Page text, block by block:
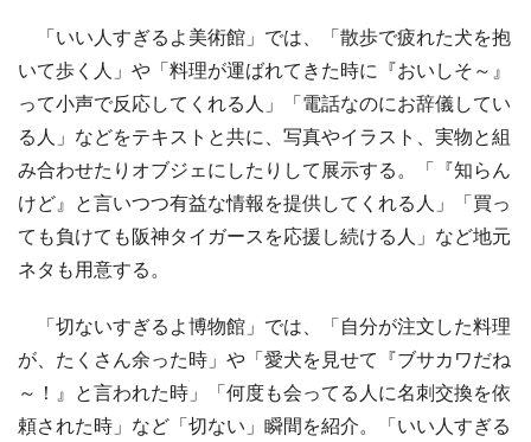
「いい人すぎるよ美術館」では、「散歩で疲れた犬を抱
いて歩く人」や「料理が運ばれてきた時に『おいしそ～』
って小声で反応してくれる人」「電話なのにお辞儀してい
る人」などをテキストと共に、写真やイラスト、実物と組
み合わせたりオブジェにしたりして展示する。「『知らん
けど』と言いつつ有益な情報を提供してくれる人」「買っ
ても負けても阪神タイガースを応援し続ける人」など地元
ネタも用意する。
「切ないすぎるよ博物館」では、「自分が注文した料理
が、たくさん余った時」や「愛犬を見せて『ブサカワだね
～！』と言われた時」「何度も会ってる人に名刺交換を依
頼された時」など「切ない」瞬間を紹介。「いい人すぎる